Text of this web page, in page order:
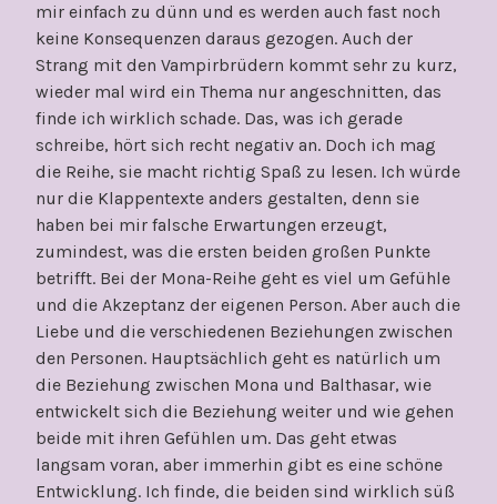
mir einfach zu dünn und es werden auch fast noch
keine Konsequenzen daraus gezogen. Auch der
Strang mit den Vampirbrüdern kommt sehr zu kurz,
wieder mal wird ein Thema nur angeschnitten, das
finde ich wirklich schade. Das, was ich gerade
schreibe, hört sich recht negativ an. Doch ich mag
die Reihe, sie macht richtig Spaß zu lesen. Ich würde
nur die Klappentexte anders gestalten, denn sie
haben bei mir falsche Erwartungen erzeugt,
zumindest, was die ersten beiden großen Punkte
betrifft. Bei der Mona-Reihe geht es viel um Gefühle
und die Akzeptanz der eigenen Person. Aber auch die
Liebe und die verschiedenen Beziehungen zwischen
den Personen. Hauptsächlich geht es natürlich um
die Beziehung zwischen Mona und Balthasar, wie
entwickelt sich die Beziehung weiter und wie gehen
beide mit ihren Gefühlen um. Das geht etwas
langsam voran, aber immerhin gibt es eine schöne
Entwicklung. Ich finde, die beiden sind wirklich süß